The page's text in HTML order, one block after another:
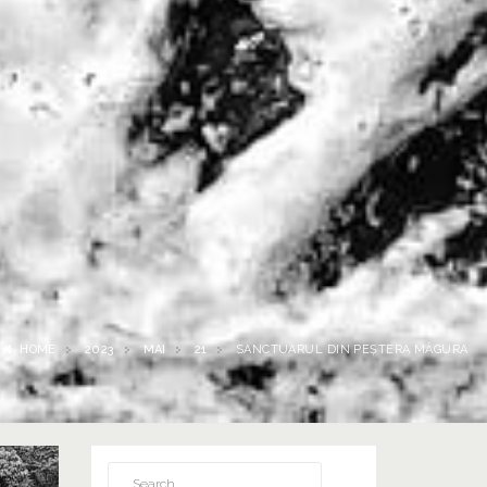
HOME 2023 MAI 21 SANCTUARUL DIN PEȘTERA MĂGURA